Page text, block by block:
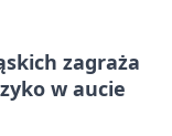
zagraża
w aucie